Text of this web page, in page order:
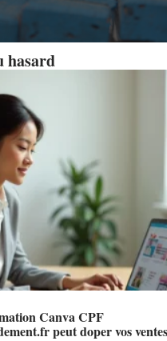
hasard
Canva CPF
peut doper vos